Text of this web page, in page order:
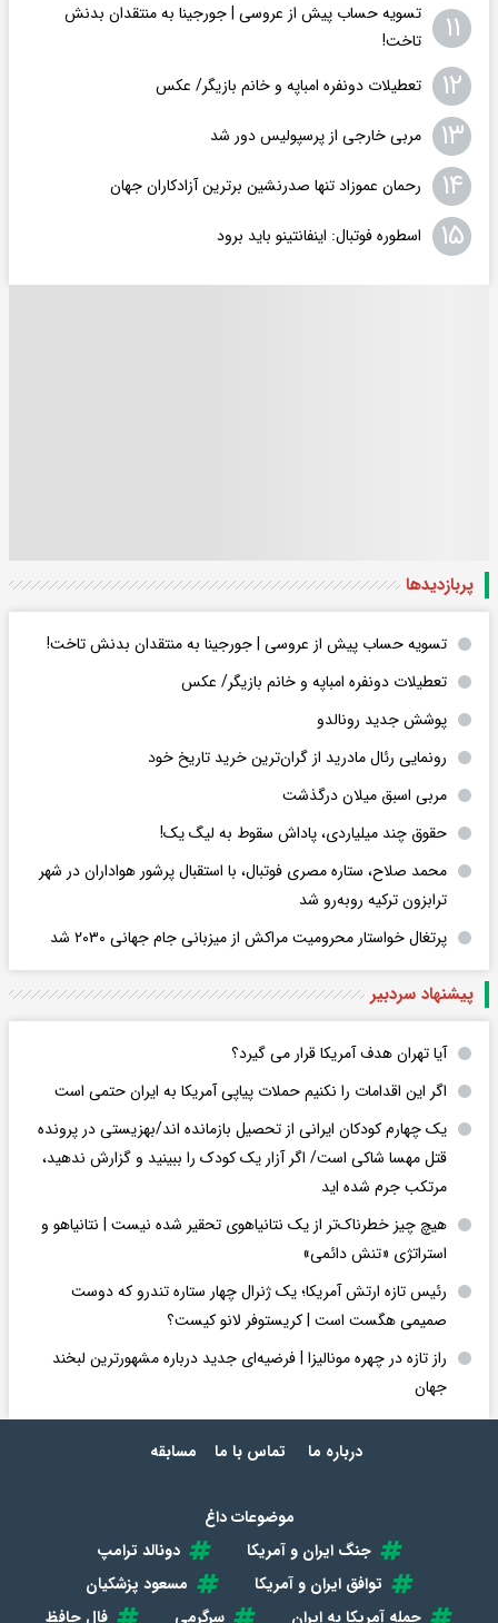
۱۱
تسویه حساب پیش از عروسی | جورجینا به منتقدان بدنش
تاخت!
۱۲ تعطیلات دونفره امباپه و خانم بازیگر/ عکس
۱۳ مربی خارجی از پرسپولیس دور شد
۱۴ رحمان عموزاد تنها صدرنشین برترین آزادکاران جهان
۱۵ اسطوره فوتبال: اینفانتینو باید برود
پربازدید‌ها
تسویه حساب پیش از عروسی | جورجینا به منتقدان بدنش تاخت!
تعطیلات دونفره امباپه و خانم بازیگر/ عکس
پوشش جدید رونالدو
رونمایی رئال مادرید از گران‌ترین خرید تاریخ خود
مربی اسبق میلان درگذشت
حقوق چند میلیاردی، پاداش سقوط به لیگ یک!
محمد صلاح، ستاره مصری فوتبال، با استقبال پرشور هواداران در شهر
ترابزون ترکیه روبه‌رو شد
پرتغال خواستار محرومیت مراکش از میزبانی جام جهانی ۲۰۳۰ شد
پیشنهاد سردبیر
آیا تهران هدف آمریکا قرار می گیرد؟
اگر این اقدامات را نکنیم حملات پیاپی آمریکا به ایران حتمی است
یک چهارم کودکان ایرانی از تحصیل بازمانده اند/بهزیستی در پرونده
قتل مهسا شاکی است/ اگر آزار یک کودک را ببینید و گزارش ندهید،
مرتکب جرم شده اید
هیچ چیز خطرناک‌تر از یک نتانیاهوی تحقیر شده نیست | نتانیاهو و
استراتژی «تنش دائمی»
رئیس تازه ارتش آمریکا؛ یک ژنرال چهار ستاره تندرو که دوست
صمیمی هگست است | کریستوفر لانو کیست؟
راز تازه در چهره مونالیزا | فرضیه‌ای جدید درباره مشهورترین لبخند
جهان
درباره ما تماس با ما مسابقه
موضوعات داغ
جنگ ایران و آمریکا
دونالد ترامپ
توافق ایران و آمریکا
مسعود پزشکیان
حمله آمریکا به ایران
سرگرمی فال حافظ